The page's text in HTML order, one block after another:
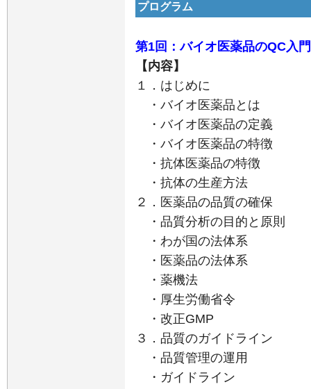
プログラム
第1回：バイオ医薬品のQC入
【内容】
１．はじめに
・バイオ医薬品とは
・バイオ医薬品の定義
・バイオ医薬品の特徴
・抗体医薬品の特徴
・抗体の生産方法
２．医薬品の品質の確保
・品質分析の目的と原則
・わが国の法体系
・医薬品の法体系
・薬機法
・厚生労働省令
・改正GMP
３．品質のガイドライン
・品質管理の運用
・ガイドライン